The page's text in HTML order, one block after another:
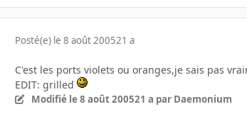
Posté(e) le 8 août 200521 a
C'est les ports violets ou oranges,je sais pas
EDIT: grilled
Modifié le 8 août 200521 a par Daemonium